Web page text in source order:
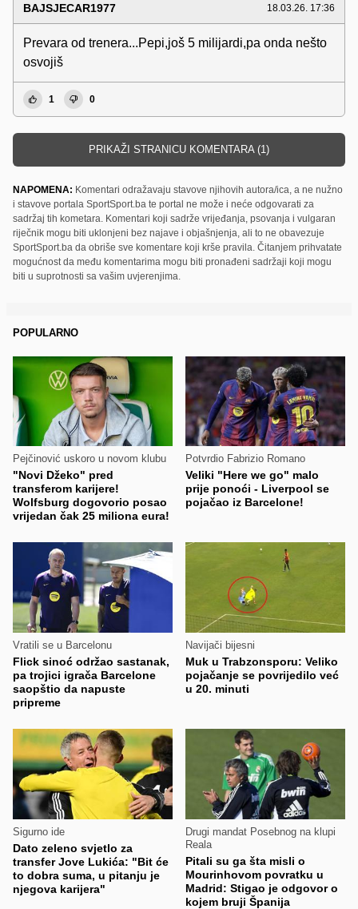
BAJSJECAR1977 18.03.26. 17:36
Prevara od trenera...Pepi,još 5 milijardi,pa onda nešto
osvojiš
1 0
PRIKAŽI STRANICU KOMENTARA (1)
NAPOMENA: Komentari odražavaju stavove njihovih autora/ica, a ne nužno
i stavove portala SportSport.ba te portal ne može i neće odgovarati za
sadržaj tih kometara. Komentari koji sadrže vrijeđanja, psovanja i vulgaran
riječnik mogu biti uklonjeni bez najave i objašnjenja, ali to ne obavezuje
SportSport.ba da obriše sve komentare koji krše pravila. Čitanjem prihvatate
mogućnost da među komentarima mogu biti pronađeni sadržaji koji mogu
biti u suprotnosti sa vašim uvjerenjima.
POPULARNO
Pejčinović uskoro u novom klubu
"Novi Džeko" pred
transferom karijere!
Wolfsburg dogovorio posao
vrijedan čak 25 miliona eura!
Potvrdio Fabrizio Romano
Veliki "Here we go" malo
prije ponoći - Liverpool se
pojačao iz Barcelone!
Vratili se u Barcelonu
Flick sinoć održao sastanak,
pa trojici igrača Barcelone
saopštio da napuste
pripreme
Navijači bijesni
Muk u Trabzonsporu: Veliko
pojačanje se povrijedilo već
u 20. minuti
Sigurno ide
Dato zeleno svjetlo za
transfer Jove Lukića: "Bit će
to dobra suma, u pitanju je
njegova karijera"
Drugi mandat Posebnog na klupi
Reala
Pitali su ga šta misli o
Mourinhovom povratku u
Madrid: Stigao je odgovor o
kojem bruji Španija